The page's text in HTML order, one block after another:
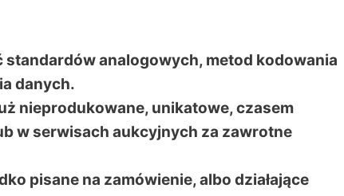
standardów analogowych, metod kodowania
danych.
nieprodukowane, unikatowe, czasem
w serwisach aukcyjnych za zawrotne
pisane na zamówienie, albo działające